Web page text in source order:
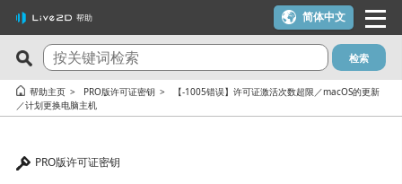
帮助
最新问答
Cubism Editor でファイルの保存に失敗する
よびCubism SDKの新機能対応について
关注度最高的10个问答
一个许可证密钥可以用在多台电脑上吗？
检索
帮助主页 PRO版许可证密钥
【-1005错误】许可证激活次数超限／macOS的更新
／计划更换电脑主机
PRO版许可证密钥
简体中文